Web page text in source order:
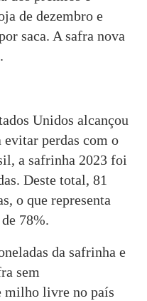
de dezembro e
saca. A safra nova
Unidos alcançou
perdas com o
a safrinha 2023 foi
Deste total, 81
o que representa
78%.
da safrinha e
sem
milho livre no país